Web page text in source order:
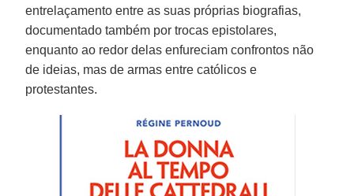
entrelaçamento entre as suas próprias biografias,
documentado também por trocas epistolares,
enquanto ao redor delas enfureciam confrontos não
de ideias, mas de armas entre católicos e
protestantes.